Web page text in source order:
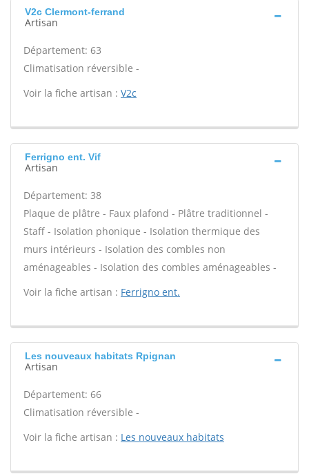
V2c Clermont-ferrand
Artisan
Département: 63
Climatisation réversible -
Voir la fiche artisan : V2c
Ferrigno ent. Vif
Artisan
Département: 38
Plaque de plâtre - Faux plafond - Plâtre traditionnel -
Staff - Isolation phonique - Isolation thermique des
murs intérieurs - Isolation des combles non
aménageables - Isolation des combles aménageables -
Voir la fiche artisan : Ferrigno ent.
Les nouveaux habitats Rpignan
Artisan
Département: 66
Climatisation réversible -
Voir la fiche artisan : Les nouveaux habitats